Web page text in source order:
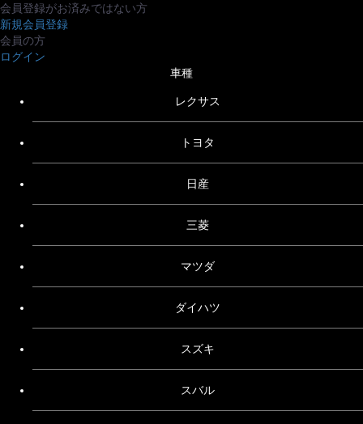
会員登録がお済みではない方
新規会員登録
会員の方
ログイン
車種
レクサス
トヨタ
日産
三菱
マツダ
ダイハツ
スズキ
スバル